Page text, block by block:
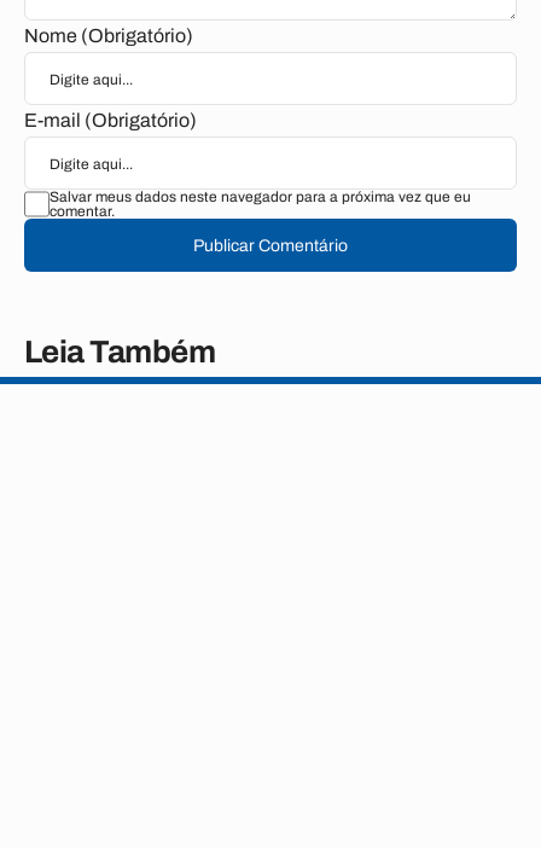
Nome (Obrigatório)
E-mail (Obrigatório)
Salvar meus dados neste navegador para a próxima vez que eu
comentar.
Publicar Comentário
Leia Também